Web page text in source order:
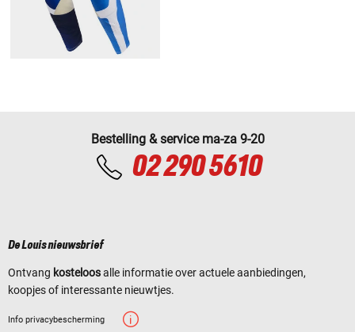
Bestelling & service ma-za 9-20
02 290 5610
De Louis nieuwsbrief
Ontvang kosteloosalle informatie over actuele aanbiedingen,
koopjes of interessante nieuwtjes.
Info privacybescherming